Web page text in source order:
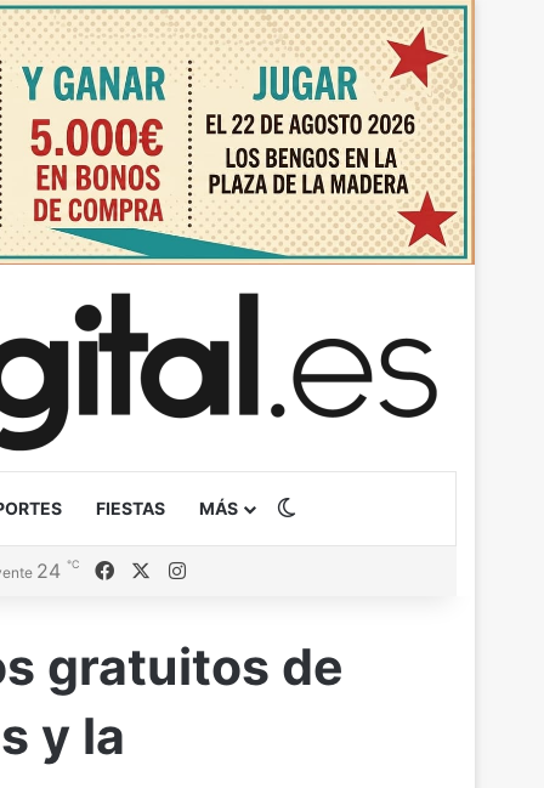
FIESTAS MÁS
24 ℃ FacebookInstagram
gratuitos de
y la